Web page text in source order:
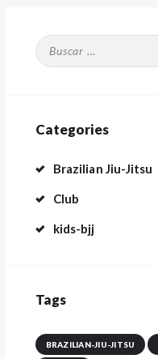
1
Buscar:
Categories
Brazilian Jiu-Jitsu
Club
kids-bjj
Tags
BRAZILIAN-JIU-JITSU